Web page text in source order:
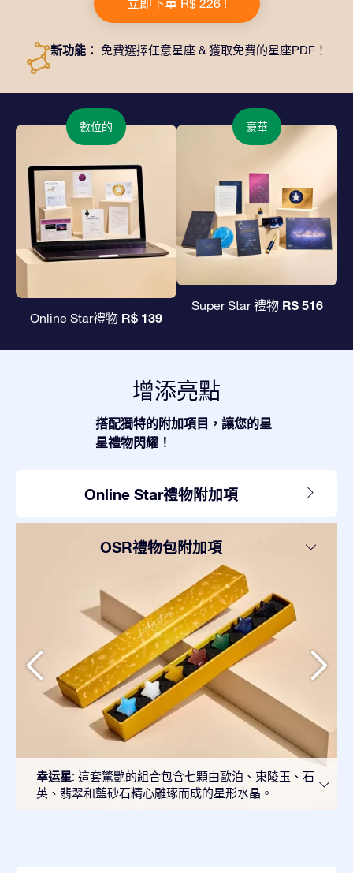
文件以及免費應用程序。這是一種向親友贈送永恒禮物的
神奇方式。
立即下單 R$ 226 !
新功能： 免費選擇任意星座 & 獲取免費的星座PDF！
數位的
Online Star禮物 R$ 139
豪華
Super Star 禮物 R$ 516
增添亮點
搭配獨特的附加項目，讓您的星
星禮物閃耀！
Online Star禮物附加項
OSR禮物包附加項
幸运星: 這套驚艷的組合包含七顆由歐泊、東陵玉、石
英、翡翠和藍砂石精心雕琢而成的星形水晶。